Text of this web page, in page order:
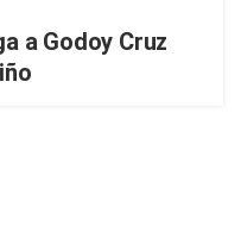
a Godoy Cruz